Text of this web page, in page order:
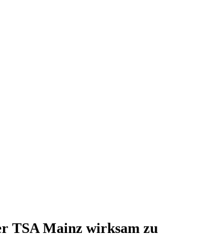
TSA Mainz wirksam zu